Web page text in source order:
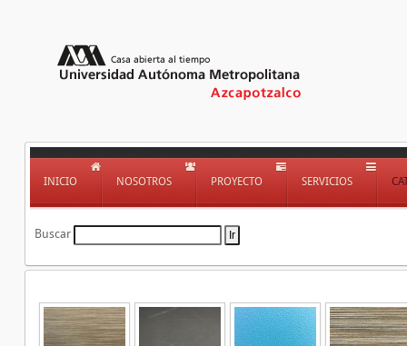
INICIO NOSOTROS PROYECTO SERVICIOS
Buscar